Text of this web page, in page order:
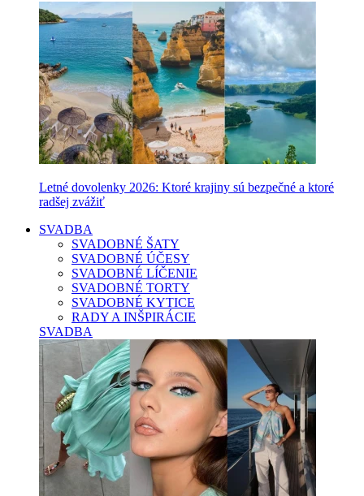
Letné dovolenky 2026: Ktoré krajiny sú bezpečné a ktoré
radšej zvážiť
SVADBA
SVADOBNÉ ŠATY
SVADOBNÉ ÚČESY
SVADOBNÉ LÍČENIE
SVADOBNÉ TORTY
SVADOBNÉ KYTICE
RADY A INŠPIRÁCIE
SVADBA